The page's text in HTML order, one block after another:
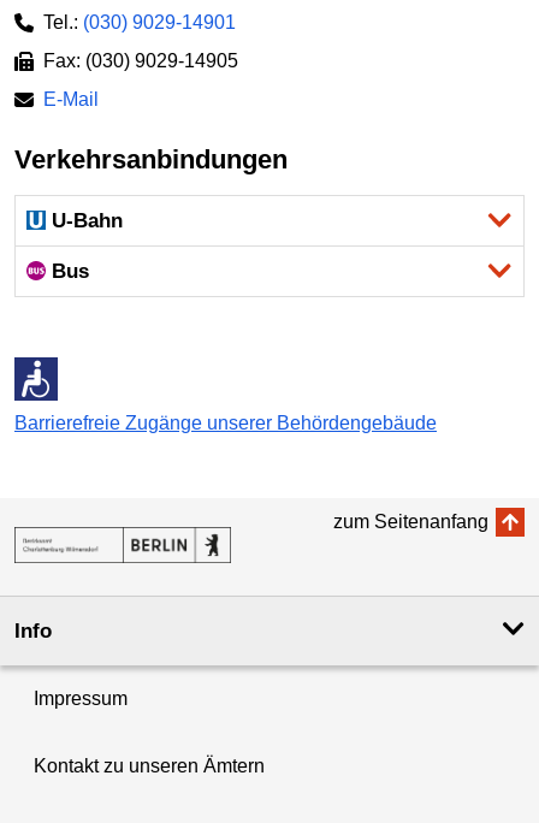
Tel.: (030) 9029-14901
Fax: (030) 9029-14905
E-Mail
Verkehrsanbindungen
U-Bahn
Bus
Barrierefreie Zugänge unserer Behördengebäude
zum Seitenanfang
Info
Impressum
Kontakt zu unseren Ämtern